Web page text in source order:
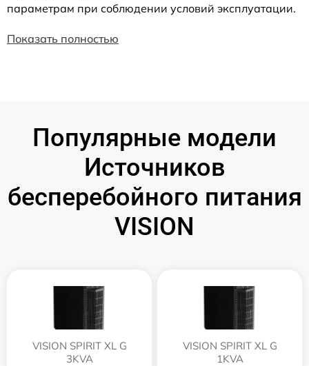
параметрам при соблюдении условий эксплуатации.
Показать полностью
Популярные модели
Источников
бесперебойного питания
VISION
VISION SPIRIT XL G
3KVA
VISION SPIRIT XL G
1KVA